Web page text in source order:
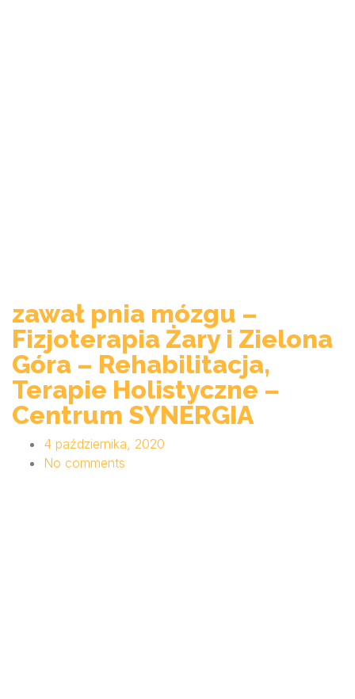
zawał pnia mózgu –
Fizjoterapia Żary i Zielona
Góra – Rehabilitacja,
Terapie Holistyczne –
Centrum SYNERGIA
4 października, 2020
No comments